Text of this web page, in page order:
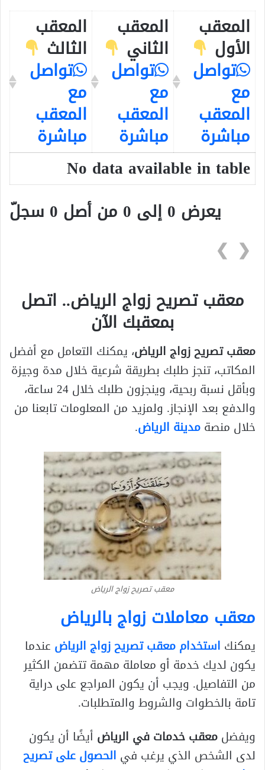
المعقب
الأول
تواصل
مع
المعقب
مباشرة
المعقب
الثاني
تواصل
مع
المعقب
مباشرة
المعقب
الثالث
تواصل
مع
المعقب
مباشرة
No data available in table
يعرض 0 إلى 0 من أصل 0 سجلّ
❮
❯
معقب تصريح زواج الرياض.. اتصل
بمعقبك الآن
معقب تصريح زواج الرياض، يمكنك التعامل مع أفضل
المكاتب، تنجز طلبك بطريقة شرعية خلال مدة وجيزة
وبأقل نسبة ربحية، وينجزون طلبك خلال 24 ساعة،
والدفع بعد الإنجاز. ولمزيد من المعلومات تابعنا من
خلال منصةمدينة الرياض.
معقب تصريح زواج الرياض
معقب معاملات زواج بالرياض
يمكنك استخدام معقب تصريح زواج الرياض عندما
يكون لديك خدمة أو معاملة مهمة تتضمن الكثير
من التفاصيل. ويجب أن يكون المراجع على دراية
تامة بالخطوات والشروط والمتطلبات.
ويفضلمعقب خدمات في الرياض أيضًا أن يكون
لدى الشخص الذي يرغب في الحصول على تصريح